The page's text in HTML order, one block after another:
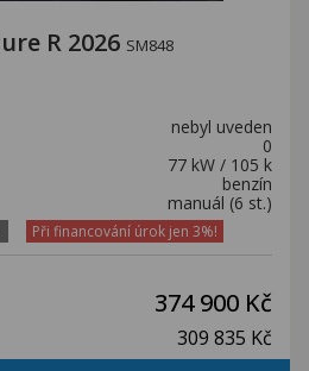
R 2026 SM848
nebyl uveden
0
77 kW / 105 k
benzín
manuál (6 st.)
Při financování úrok jen 3%!
374 900 Kč
309 835 Kč